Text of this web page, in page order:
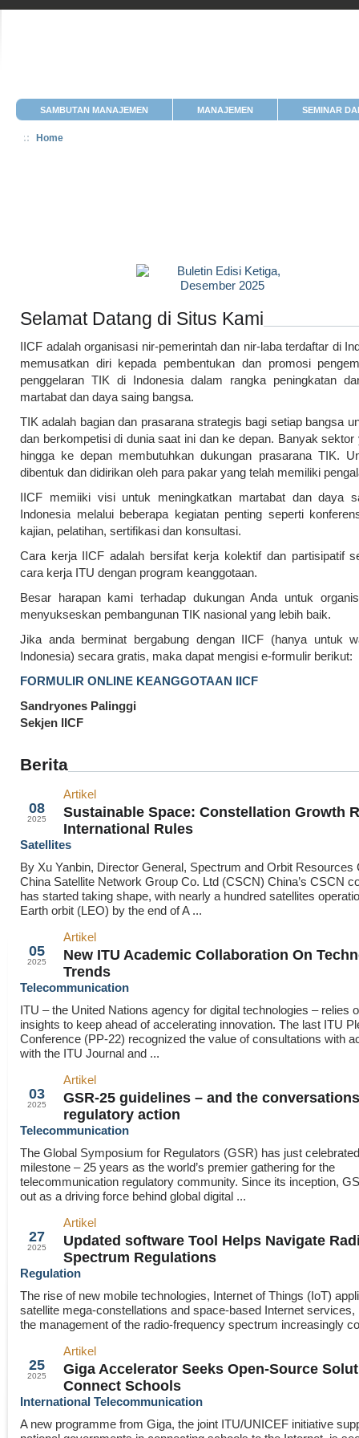
SAMBUTAN MANAJEMEN MANAJEMEN SEMINAR
Home
Selamat Datang di Situs Kami
IICF adalah organisasi nir-pemerintah dan nir-laba terdaftar di
memusatkan diri kepada pembentukan dan promosi
penggelaran TIK di Indonesia dalam rangka peningkatan
martabat dan daya saing bangsa.
TIK adalah bagian dan prasarana strategis bagi setiap bangsa
dan berkompetisi di dunia saat ini dan ke depan. Banyak sektor
hingga ke depan membutuhkan dukungan prasarana TIK.
dibentuk dan didirikan oleh para pakar yang telah memiliki
IICF memiiki visi untuk meningkatkan martabat dan daya
Indonesia melalui beberapa kegiatan penting seperti
kajian, pelatihan, sertifikasi dan konsultasi.
Cara kerja IICF adalah bersifat kerja kolektif dan partisipatif
cara kerja ITU dengan program keanggotaan.
Besar harapan kami terhadap dukungan Anda untuk
menyukseskan pembangunan TIK nasional yang lebih baik.
Jika anda berminat bergabung dengan IICF (hanya untuk
Indonesia) secara gratis, maka dapat mengisi e-formulir berikut:
FORMULIR ONLINE KEANGGOTAAN IICF
Sandryones Palinggi
Sekjen IICF
Berita
08
2025
Artikel
Sustainable Space: Constellation Growth
International Rules
Satellites
By Xu Yanbin, Director General, Spectrum and Orbit Resources
China Satellite Network Group Co. Ltd (CSCN) China’s CSCN
has started taking shape, with nearly a hundred satellites
Earth orbit (LEO) by the end of A ...
05
2025
Artikel
New ITU Academic Collaboration On
Trends
Telecommunication
ITU – the United Nations agency for digital technologies – relies
insights to keep ahead of accelerating innovation. The last ITU
Conference (PP-22) recognized the value of consultations with
with the ITU Journal and ...
03
2025
Artikel
GSR-25 guidelines – and the
regulatory action
Telecommunication
The Global Symposium for Regulators (GSR) has just
milestone – 25 years as the world’s premier gathering for the
telecommunication regulatory community. Since its inception,
out as a driving force behind global digital ...
27
2025
Artikel
Updated software Tool Helps Navigate
Spectrum Regulations
Regulation
The rise of new mobile technologies, Internet of Things (IoT)
satellite mega-constellations and space-based Internet services,
the management of the radio-frequency spectrum increasingly
25
2025
Artikel
Giga Accelerator Seeks Open-Source
Connect Schools
International Telecommunication
A new programme from Giga, the joint ITU/UNICEF initiative